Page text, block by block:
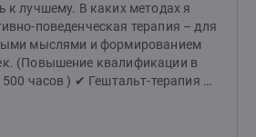
к лучшему. В каких методах я
поведенческая терапия – для
мыслями и формированием
(Повышение квалификации в
часов ) ✔ Гештальт-терапия –